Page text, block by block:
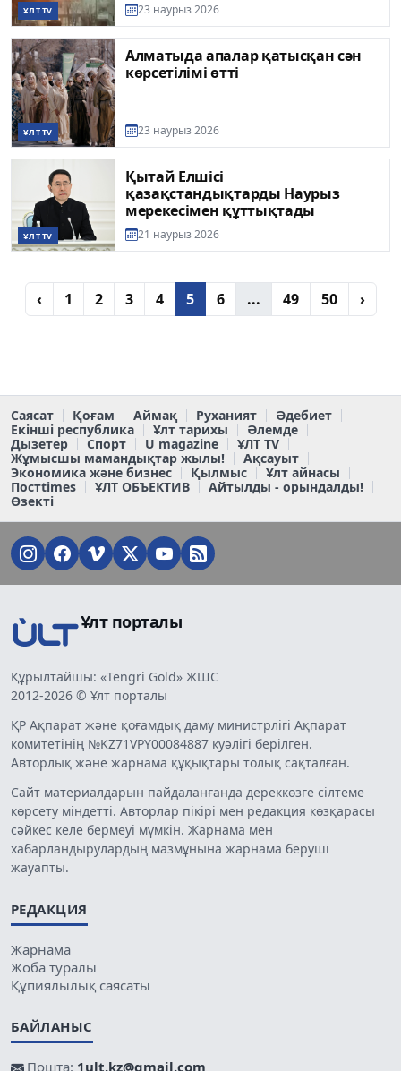
ҰЛТ TV 23 наурыз 2026
ҰЛТ TV
Алматыда апалар қатысқан сән
көрсетілімі өтті
23 наурыз 2026
ҰЛТ TV
Қытай Елшісі
қазақстандықтарды Наурыз
мерекесімен құттықтады
21 наурыз 2026
‹ 1 2 3 4 5 6 ... 49 50 ›
Саясат Қоғам Аймақ Руханият
Әдебиет
Екінші республика
Ұлт тарихы
Әлемде
Дызетер
Спорт U magazine
ҰЛТ TV
Жұмысшы мамандықтар жылы!
Ақсауыт
Экономика және бизнес
Қылмыс
Ұлт айнасы
Постtimes
ҰЛТ ОБЪЕКТИВ
Айтылды - орындалды!
Өзекті
Ұлт порталы
Құрылтайшы: «Tengri Gold» ЖШС
2012-2026 © Ұлт порталы
ҚР Ақпарат және қоғамдық даму министрлігі Ақпарат
комитетінің №KZ71VPY00084887 куәлігі берілген.
Авторлық және жарнама құқықтары толық сақталған.
Сайт материалдарын пайдаланғанда дереккөзге сілтеме
көрсету міндетті. Авторлар пікірі мен редакция көзқарасы
сәйкес келе бермеуі мүмкін. Жарнама мен
хабарландырулардың мазмұнына жарнама беруші
жауапты.
РЕДАКЦИЯ
Жарнама
Жоба туралы
Құпиялылық саясаты
БАЙЛАНЫС
Пошта: 1ult.kz@gmail.com